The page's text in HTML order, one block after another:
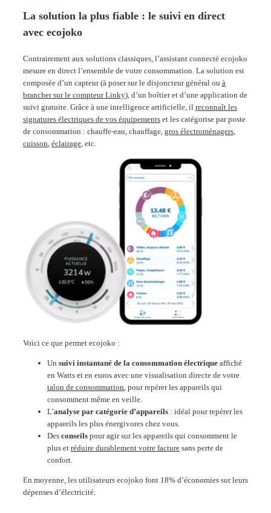
La solution la plus fiable : le suivi en direct
avec ecojoko
Contrairement aux solutions classiques, l’assistant connecté ecojoko
mesure en direct l’ensemble de votre consommation. La solution est
composée d’un capteur (à poser sur le disjoncteur général ou à
brancher sur le compteur Linky), d’un boîtier et d’une application de
suivi gratuite. Grâce à une intelligence artificielle, il reconnaît les
signatures électriques de vos équipements et les catégorise par poste
de consommation : chauffe-eau, chauffage, gros électroménagers,
cuisson, éclairage, etc.
Voici ce que permet ecojoko :
Un suivi instantané de la consommation électrique affiché
en Watts et en euros avec une visualisation directe de votre
talon de consommation, pour repérer les appareils qui
consomment même en veille.
L’analyse par catégorie d’appareils : idéal pour repérer les
appareils les plus énergivores chez vous.
Des conseils pour agir sur les appareils qui consomment le
plus et réduire durablement votre facture sans perte de
confort.
En moyenne, les utilisateurs ecojoko font 18% d’économies sur leurs
dépenses d’électricité.